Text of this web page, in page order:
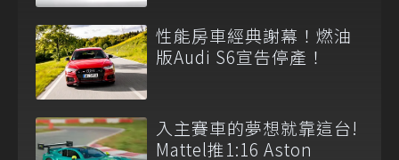
性能房車經典謝幕！燃油
版Audi S6宣告停產！
入主賽車的夢想就靠這台!
Mattel推1:16 Aston